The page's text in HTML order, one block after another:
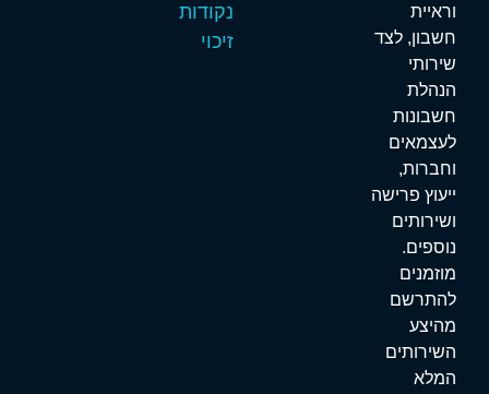
לצד
פרישה
נקודות